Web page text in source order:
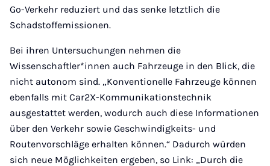
Go-Verkehr reduziert und das senke letztlich die
Schadstoffemissionen.
Bei ihren Untersuchungen nehmen die
Wissenschaftler*innen auch Fahrzeuge in den Blick, die
nicht autonom sind. „Konventionelle Fahrzeuge können
ebenfalls mit Car2X-Kommunikationstechnik
ausgestattet werden, wodurch auch diese Informationen
über den Verkehr sowie Geschwindigkeits- und
Routenvorschläge erhalten können.“ Dadurch würden
sich neue Möglichkeiten ergeben, so Link: „Durch die